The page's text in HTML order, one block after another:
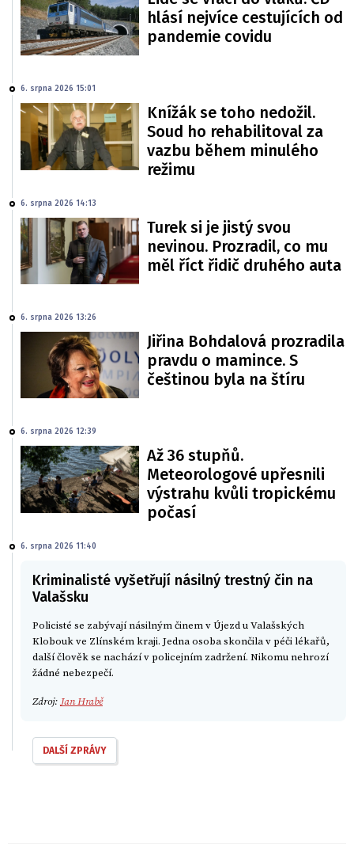
hlásí nejvíce cestujících od
pandemie covidu
6. srpna 2026 15:01
Knížák se toho nedožil.
Soud ho rehabilitoval za
vazbu během minulého
režimu
6. srpna 2026 14:13
Turek si je jistý svou
nevinou. Prozradil, co mu
měl říct řidič druhého auta
6. srpna 2026 13:26
Jiřina Bohdalová prozradila
pravdu o mamince. S
češtinou byla na štíru
6. srpna 2026 12:39
Až 36 stupňů.
Meteorologové upřesnili
výstrahu kvůli tropickému
počasí
6. srpna 2026 11:40
Kriminalisté vyšetřují násilný trestný čin na
Valašsku
Policisté se zabývají násilným činem v Újezd u Valašských
Klobouk ve Zlínském kraji. Jedna osoba skončila v péči lékařů,
další člověk se nachází v policejním zadržení. Nikomu nehrozí
žádné nebezpečí.
Zdroj: Jan Hrabě
DALŠÍ ZPRÁVY